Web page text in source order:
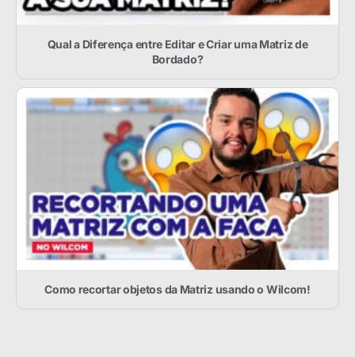
Qual a Diferença entre Editar e Criar uma Matriz de
Bordado?
Como recortar objetos da Matriz usando o Wilcom!